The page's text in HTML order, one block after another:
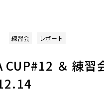
練習会 レポート
CUP#12 ＆ 練習